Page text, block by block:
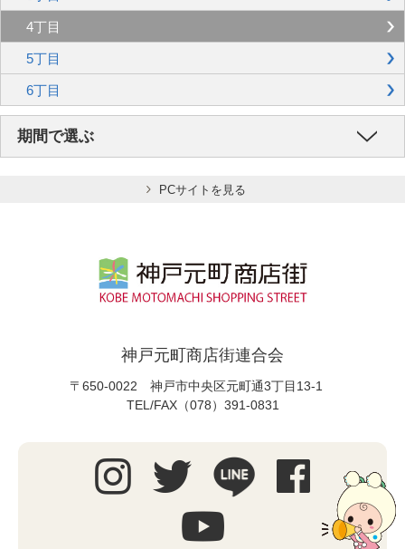
4丁目
5丁目
6丁目
期間で選ぶ
PCサイトを見る
神戸元町商店街連合会
〒650-0022 神戸市中央区元町通3丁目13-1
TEL/FAX（078）391-0831